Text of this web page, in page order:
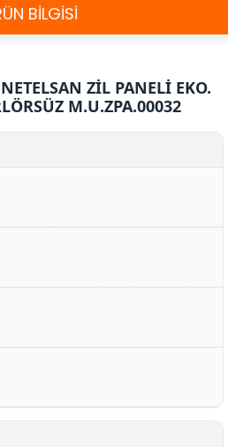
BİLGİSİ
ZİL PANELİ EKO.
M.U.ZPA.00032